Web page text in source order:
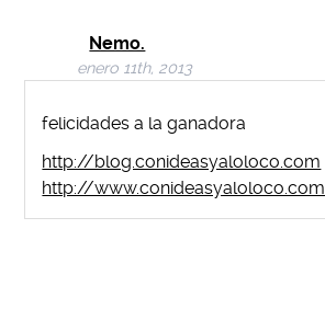
Nemo.
enero 11th, 2013
felicidades a la ganadora
http://blog.conideasyaloloco.com
http://www.conideasyaloloco.com